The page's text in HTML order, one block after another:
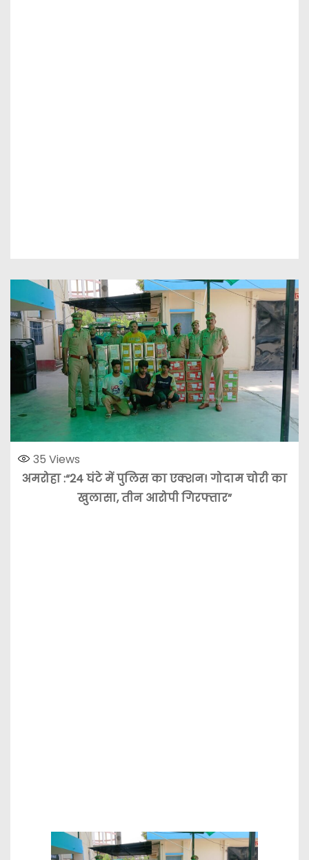
35 Views
अमरोहा :“24 घंटे में पुलिस का एक्शन! गोदाम चोरी का
खुलासा, तीन आरोपी गिरफ्तार”